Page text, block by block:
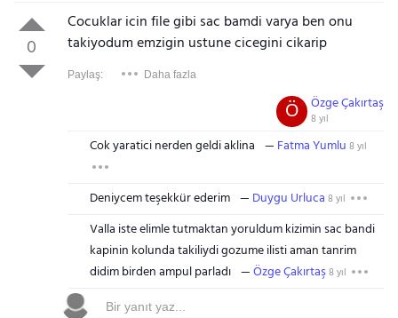
0
Cocuklar icin file gibi sac bamdi varya ben onu
takiyodum emzigin ustune cicegini cikarip
Paylaş: Daha fazla
Özge Çakırtaş
8 yıl
Ö
Cok yaratici nerden geldi aklina Fatma Yumlu 8 yıl
Deniycem teşekkür ederim Duygu Urluca 8 yıl
Valla iste elimle tutmaktan yoruldum kizimin sac bandi
kapinin kolunda takiliydi gozume ilisti aman tanrim
didim birden ampul parladı
Özge Çakırtaş8 yıl